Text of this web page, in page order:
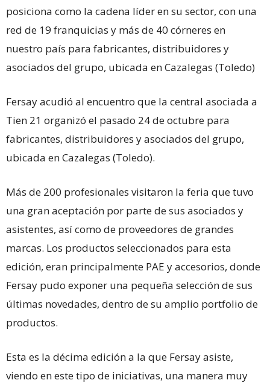
posiciona como la cadena líder en su sector, con una
red de 19 franquicias y más de 40 córneres en
nuestro país para fabricantes, distribuidores y
asociados del grupo, ubicada en Cazalegas (Toledo)
Fersay acudió al encuentro que la central asociada a
Tien 21 organizó el pasado 24 de octubre para
fabricantes, distribuidores y asociados del grupo,
ubicada en Cazalegas (Toledo).
Más de 200 profesionales visitaron la feria que tuvo
una gran aceptación por parte de sus asociados y
asistentes, así como de proveedores de grandes
marcas. Los productos seleccionados para esta
edición, eran principalmente PAE y accesorios, donde
Fersay pudo exponer una pequeña selección de sus
últimas novedades, dentro de su amplio portfolio de
productos.
Esta es la décima edición a la que Fersay asiste,
viendo en este tipo de iniciativas, una manera muy